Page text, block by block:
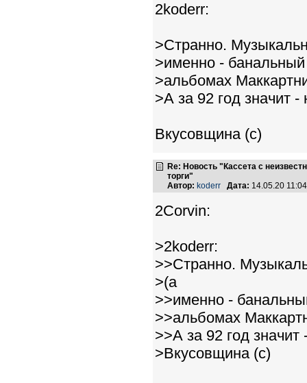
2koderr:
>Странно.
>именно -
>альбомах
>А за 92 год значит
Вкусовщина (c)
Re: Новость "Кассета с
торги"
Автор: koderr Дата: 14.05.20
2Corvin:
>2koderr:
>>Странно.
>(а
>>именно -
>>альбомах
>>А за 92 год
>Вкусовщина (c)